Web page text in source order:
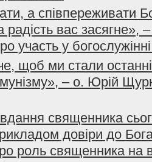
а співпереживати
радість вас засягне»,
участь у
щоб ми стали
– о. Юрій
священника
довіри до
роль священника на